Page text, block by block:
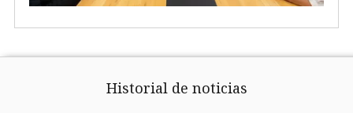
Historial de noticias